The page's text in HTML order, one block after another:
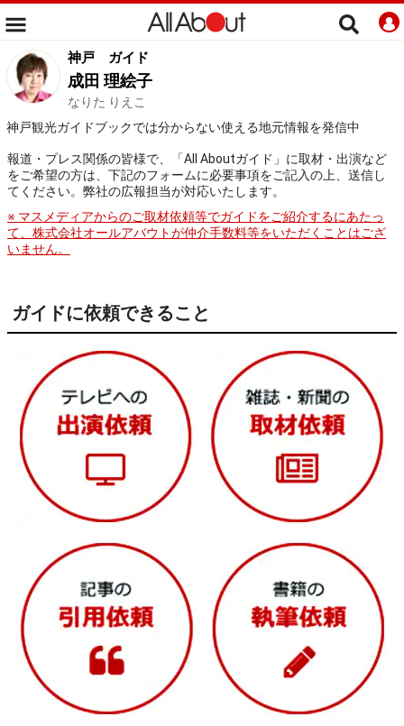
神戸 ガイド
成田 理絵子
なりた りえこ
神戸観光ガイドブックでは分からない使える地元情報を発信中
報道・プレス関係の皆様で、「All Aboutガイド」に取材・出演など
をご希望の方は、下記のフォームに必要事項をご記入の上、送信し
てください。弊社の広報担当が対応いたします。
※ マスメディアからのご取材依頼等でガイドをご紹介するにあたっ
て、株式会社オールアバウトが仲介手数料等をいただくことはござ
いません。
ガイドに依頼できること